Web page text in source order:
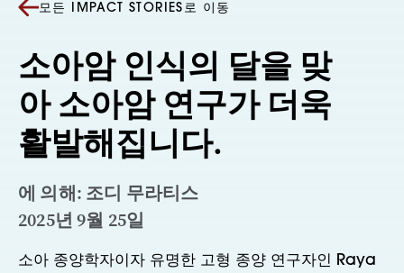
모든 IMPACT STORIES로 이동
소아암 인식의 달을 맞
아 소아암 연구가 더욱
활발해집니다.
에 의해: 조디 무라티스
2025년 9월 25일
소아 종양학자이자 유명한 고형 종양 연구자인 Raya